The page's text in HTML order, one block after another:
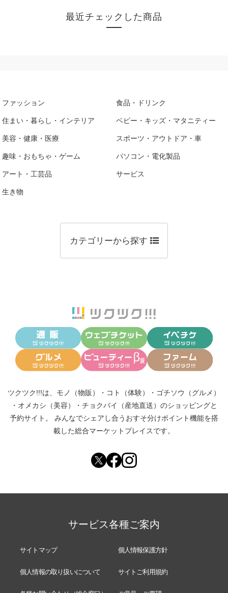
最近チェックした商品
ファッション 食品・ドリンク
住まい・暮らし・インテリア ベビー・キッズ・マタニティー
美容・健康・医療 スポーツ・アウトドア・車
趣味・おもちゃ・ゲーム パソコン・電化製品
アート・工芸品 サービス
生き物
カテゴリーから探す
ツクツク!!!は、 モノ（物販） ・ コト（体験） ・ ゴチソウ（グルメ）
・ オメカシ（美容） ・ チョクバイ（産地直送） のショッピングと
予約サイト。
みんなでシェアし合う おすそ分けポイント機能を搭
載した総合マーケットプレイスです。
サービス各種ご案内
サイトマップ 個人情報保護方針
個人情報の取り扱いについて サイトご利用規約